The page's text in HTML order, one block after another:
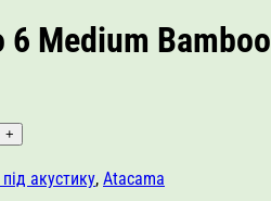
Medium Bamboo
акустику, Atacama